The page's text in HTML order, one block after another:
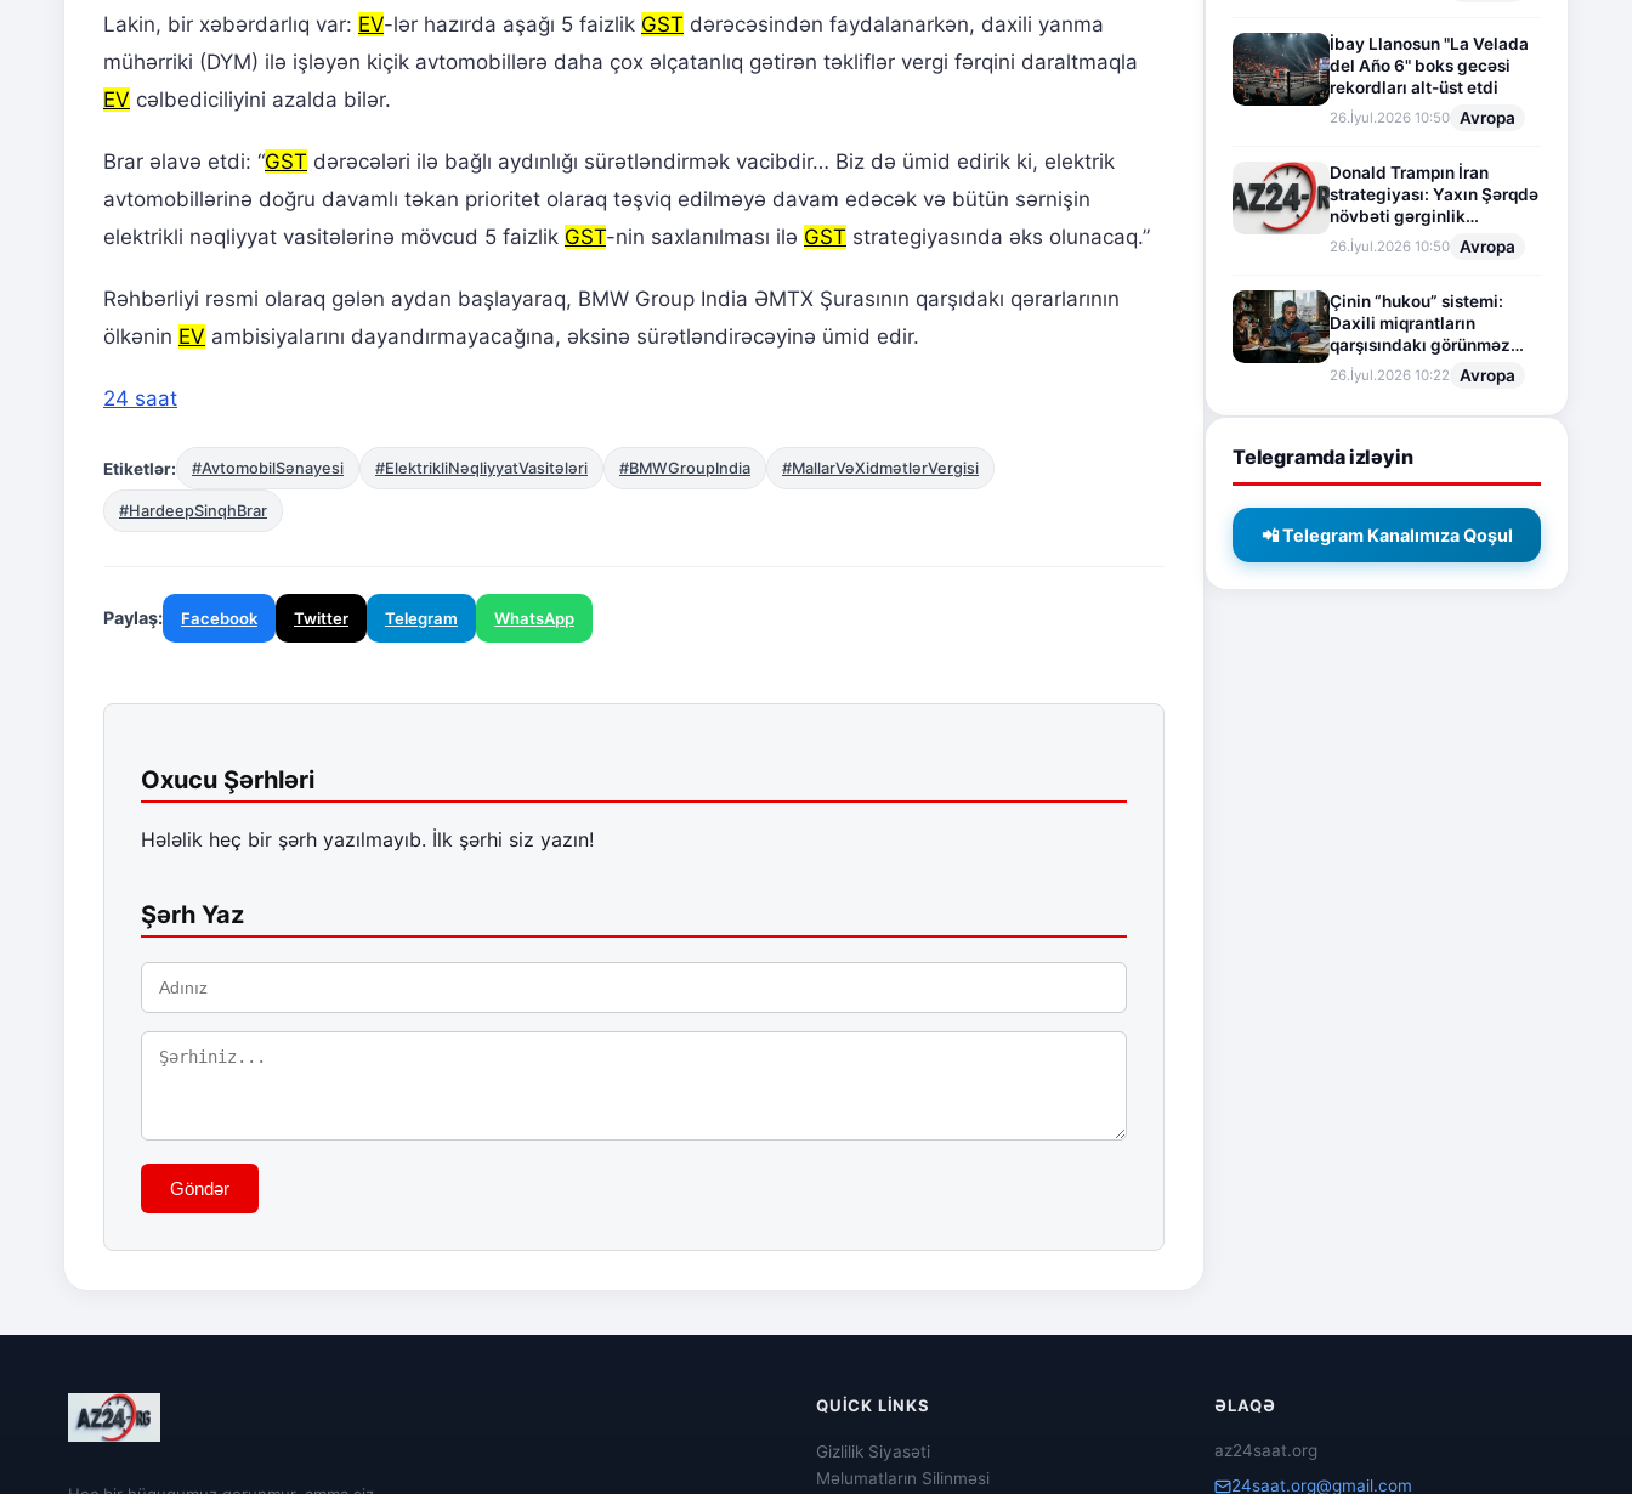
Lakin, bir xəbərdarlıq var: EV-lər hazırda aşağı 5 faizlik GST dərəcəsindən faydalanarkən, daxili yanma
mühərriki (DYM) ilə işləyən kiçik avtomobillərə daha çox əlçatanlıq gətirən təkliflər vergi fərqini daraltmaqla
EV cəlbediciliyini azalda bilər.
Brar əlavə etdi: “GST dərəcələri ilə bağlı aydınlığı sürətləndirmək vacibdir… Biz də ümid edirik ki, elektrik
avtomobillərinə doğru davamlı təkan prioritet olaraq təşviq edilməyə davam edəcək və bütün sərnişin
elektrikli nəqliyyat vasitələrinə mövcud 5 faizlik GST-nin saxlanılması ilə GST strategiyasında əks olunacaq.”
Rəhbərliyi rəsmi olaraq gələn aydan başlayaraq, BMW Group India ƏMTX Şurasının qarşıdakı qərarlarının
ölkənin EV ambisiyalarını dayandırmayacağına, əksinə sürətləndirəcəyinə ümid edir.
24 saat
Etiketlər: #AvtomobilSənayesi #ElektrikliNəqliyyatVasitələri #BMWGroupIndia #MallarVəXidmətlərVergisi
#HardeepSinqhBrar
Paylaş: Facebook Twitter Telegram WhatsApp
Oxucu Şərhləri
Hələlik heç bir şərh yazılmayıb. İlk şərhi siz yazın!
Şərh Yaz
Göndər
İbay Llanosun "La Velada
del Año 6" boks gecəsi
rekordları alt-üst etdi
26.İyul.2026 10:50 Avropa
Donald Trampın İran
strategiyası: Yaxın Şərqdə
növbəti gərginlik
mərhələsi
26.İyul.2026 10:50 Avropa
Çinin “hukou” sistemi:
Daxili miqrantların
qarşısındakı görünməz
sədd
26.İyul.2026 10:22 Avropa
Telegramda izləyin
📲 Telegram Kanalımıza Qoşul
QUICK LINKS
Gizlilik Siyasəti
Məlumatların Silinməsi
ƏLAQƏ
az24saat.org
24saat.org@gmail.com